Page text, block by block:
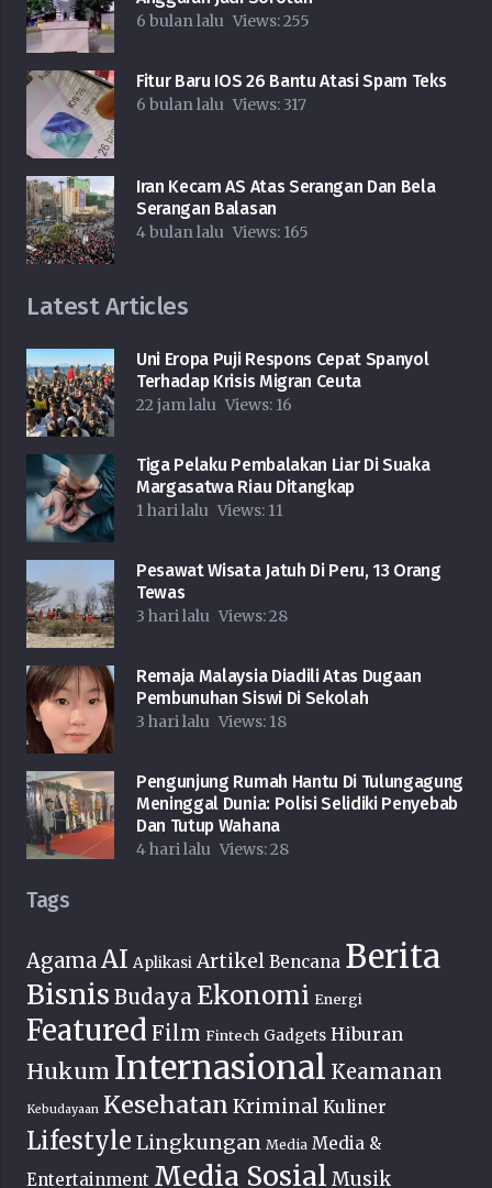
6 bulan lalu Views:255
Fitur Baru IOS 26 Bantu Atasi Spam Teks
6 bulan lalu Views: 317
Iran Kecam AS Atas Serangan Dan Bela
Serangan Balasan
4 bulan lalu Views: 165
Latest Articles
Uni Eropa Puji Respons Cepat Spanyol
Terhadap Krisis Migran Ceuta
22 jam lalu Views: 16
Tiga Pelaku Pembalakan Liar Di Suaka
Margasatwa Riau Ditangkap
1 hari lalu Views: 11
Pesawat Wisata Jatuh Di Peru, 13 Orang
Tewas
3 hari lalu Views:28
Remaja Malaysia Diadili Atas Dugaan
Pembunuhan Siswi Di Sekolah
3 hari lalu Views: 18
Pengunjung Rumah Hantu Di Tulungagung
Meninggal Dunia: Polisi Selidiki Penyebab
Dan Tutup Wahana
4 hari lalu Views:28
Tags
AgamaAI Aplikasi Artikel Bencana Berita
Bisnis Budaya Ekonomi Energi
Featured Film Fintech Gadgets Hiburan
Hukum Internasional Keamanan
Kebudayaan Kesehatan Kriminal Kuliner
Lifestyle Lingkungan Media Media &
Entertainment Media Sosial Musik